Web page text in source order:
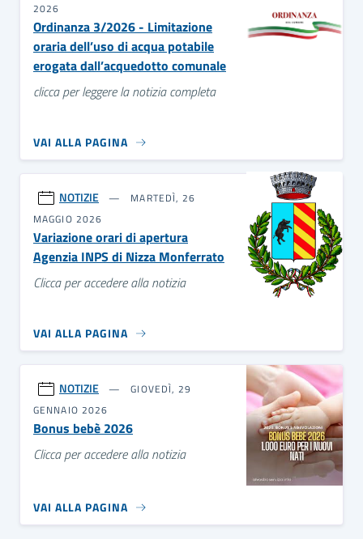
2026
Ordinanza 3/2026 - Limitazione
oraria dell’uso di acqua potabile
erogata dall’acquedotto comunale
clicca per leggere la notizia completa
VAI ALLA PAGINA
NOTIZIE
MARTEDÌ, 26
MAGGIO 2026
Variazione orari di apertura
Agenzia INPS di Nizza Monferrato
Clicca per accedere alla notizia
VAI ALLA PAGINA
NOTIZIE
GIOVEDÌ, 29
GENNAIO 2026
Bonus bebè 2026
Clicca per accedere alla notizia
VAI ALLA PAGINA